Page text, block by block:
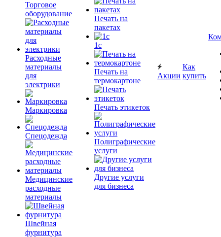
Торговое
оборудование
Расходные
материалы
для
электрики
Маркировка
Спецодежда
Медицинские
расходные
материалы
Швейная
фурнитура
Печать на
пакетах
1c
Печать на
термокартоне
Печать этикеток
Полиграфические
услуги
Другие услуги
для бизнеса
Акции
Как
купить